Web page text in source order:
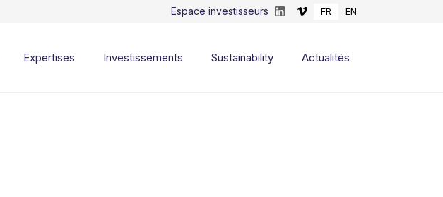
Espace investisseurs FR EN
Expertises Investissements Sustainability Actualités